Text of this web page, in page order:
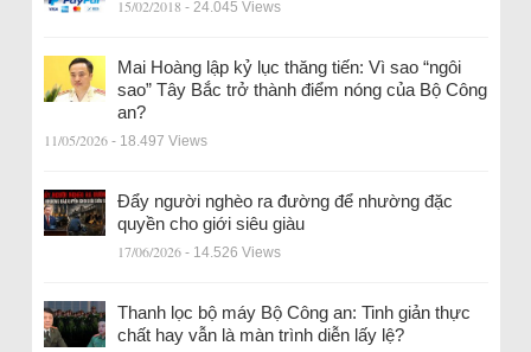
15/02/2018 - 24.045 Views
Mai Hoàng lập kỷ lục thăng tiến: Vì sao “ngôi
sao” Tây Bắc trở thành điểm nóng của Bộ Công
an?
11/05/2026 - 18.497 Views
Đẩy người nghèo ra đường để nhường đặc
quyền cho giới siêu giàu
17/06/2026 - 14.526 Views
Thanh lọc bộ máy Bộ Công an: Tinh giản thực
chất hay vẫn là màn trình diễn lấy lệ?